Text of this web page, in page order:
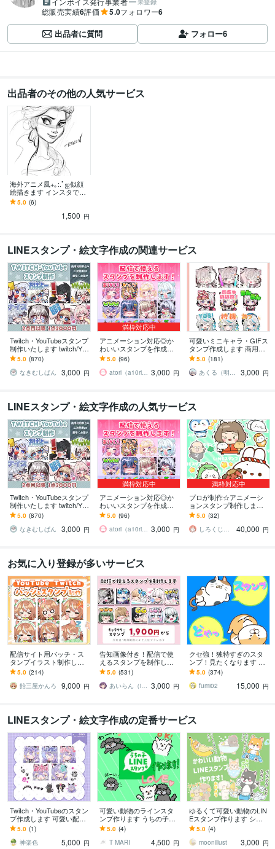
未登録
総販売実績6評価 5.0フォロワー6
出品者に質問 フォロー6
出品者のその他の人気サービス
海外アニメ風+｡:.ﾟஐ似顔
絵描きます インスタで流
行り！のスケッチプロセ
ス動画もお付けできます
5.0 (6)
1,500 円
LINEスタンプ・絵文字作成の関連サービス
Twitch・YouTubeスタンプ
制作いたします twitch/You
Tube/tiktok配信用スタンプ
制作
5.0 (870)
なきむしぱん
3,000 円
満枠対応中
アニメーション対応◎か
わいいスタンプを作成し
ます 企業実績多数有！Yo
uTube・Twitch・TikTok☆
5.0 (96)
atori（a10ri_p） 3,000 円
可愛いミニキャラ・GIFス
タンプ作成します 商用込
み！Twitch,Youtube,LINE
用など＊
5.0 (181)
あくる（明来）※来年納品分︰受付中
3,000 円
LINEスタンプ・絵文字作成の人気サービス
Twitch・YouTubeスタンプ
制作いたします twitch/You
Tube/tiktok配信用スタンプ
制作
5.0 (870)
なきむしぱん
3,000 円
満枠対応中
アニメーション対応◎か
わいいスタンプを作成し
ます 企業実績多数有！Yo
uTube・Twitch・TikTok☆
5.0 (96)
atori（a10ri_p） 3,000 円
満枠対応中
プロが制作☆アニメーシ
ョンスタンプ制作します L
INE、YouTube、Twitch用
アニメスタンプ制作☆
5.0 (32)
しろくじらプラスし
40,000 円
お気に入り登録が多いサービス
配信サイト用バッチ・ス
タンプイラスト制作しま
す 企業実績あり！メンバ
ーシップやサブスク特典
に最適！
5.0 (214)
飴三屋かんろ
9,000 円
告知画像付き！配信で使
えるスタンプを制作しま
す アニメーションスタン
プも対応はじめました！
5.0 (531)
あいらん（iran_stn） 3,000 円
クセ強！独特すぎのスタ
ンプ！見たくなります 大
手企業様お墨付きクオリ
ティ！キャラ映え間違い
ナシ！
5.0 (374)
fumi02
15,000 円
LINEスタンプ・絵文字作成の定番サービス
Twitch・YouTubeのスタン
プ作成します 可愛い配信
用スタンプ・バッジを作
成させて頂きます！
5.0 (1)
神楽色
5,000 円
可愛い動物のラインスタ
ンプ作ります うちの子が
ラインスタンプになる！
プレゼントに最適！
5.0 (4)
T MARI
4,500 円
ゆるくて可愛い動物のLIN
Eスタンプ作ります シン
プルな動物キャラスタン
プ。ペットや会社キャラ
クターもＯＫ
5.0 (4)
moonillust
3,000 円